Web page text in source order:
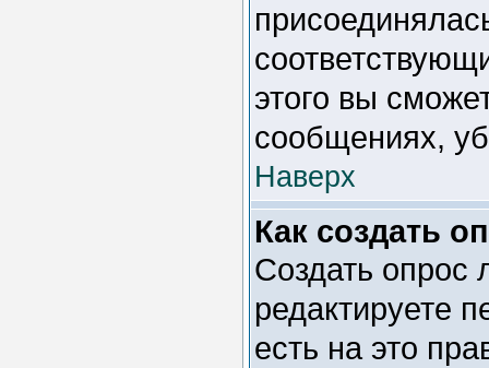
этого вы
сообщениях,
Наверх
Как создать
Создать опрос
редактируете
есть на это